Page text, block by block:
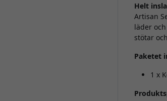
Helt
Artisan
läder
stötar
Paketet
1 x